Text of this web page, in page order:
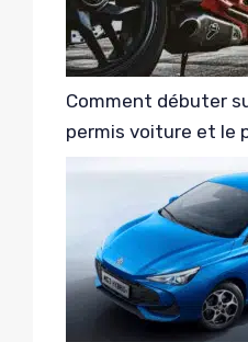
Comment débuter
permis voiture et le